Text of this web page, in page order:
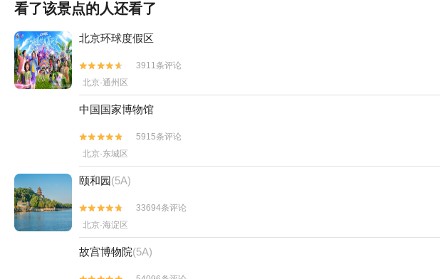
看了该景点的人还看了
北京环球度假区


3911条评论
北京·通州区
中国国家博物馆


5915条评论
北京·东城区
颐和园(5A)


33694条评论
北京·海淀区
故宫博物院(5A)